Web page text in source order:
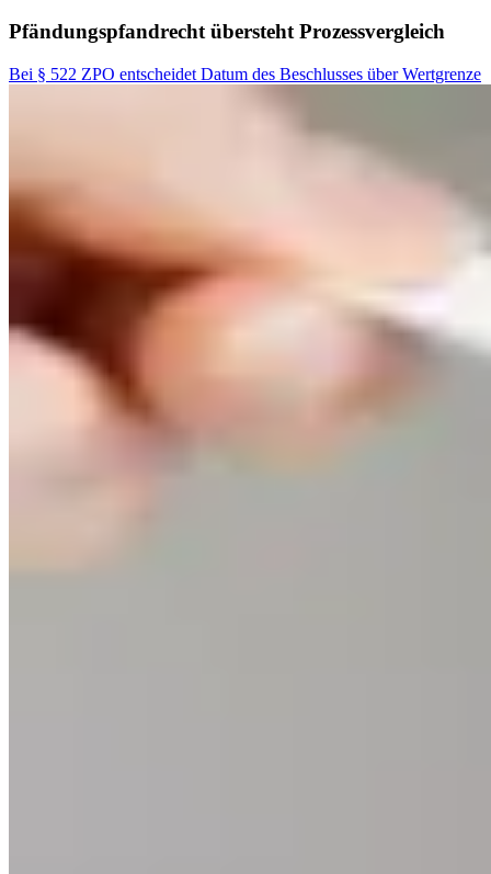
Pfändungspfandrecht übersteht Prozessvergleich
Bei § 522 ZPO entscheidet Datum des Beschlusses über Wertgrenze